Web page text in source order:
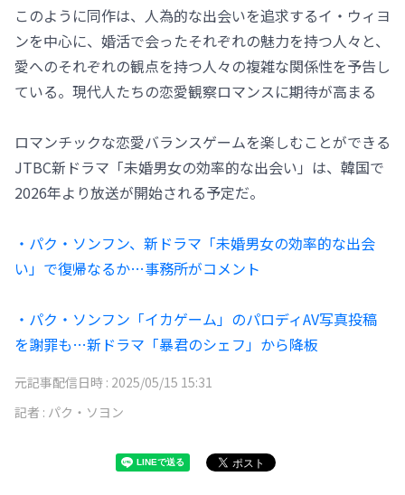
このように同作は、人為的な出会いを追求するイ・ウィヨ
ンを中心に、婚活で会ったそれぞれの魅力を持つ人々と、
愛へのそれぞれの観点を持つ人々の複雑な関係性を予告し
ている。現代人たちの恋愛観察ロマンスに期待が高まる
ロマンチックな恋愛バランスゲームを楽しむことができる
JTBC新ドラマ「未婚男女の効率的な出会い」は、韓国で
2026年より放送が開始される予定だ。
・パク・ソンフン、新ドラマ「未婚男女の効率的な出会
い」で復帰なるか…事務所がコメント
・パク・ソンフン「イカゲーム」のパロディAV写真投稿
を謝罪も…新ドラマ「暴君のシェフ」から降板
元記事配信日時 : 2025/05/15 15:31
記者 : パク・ソヨン